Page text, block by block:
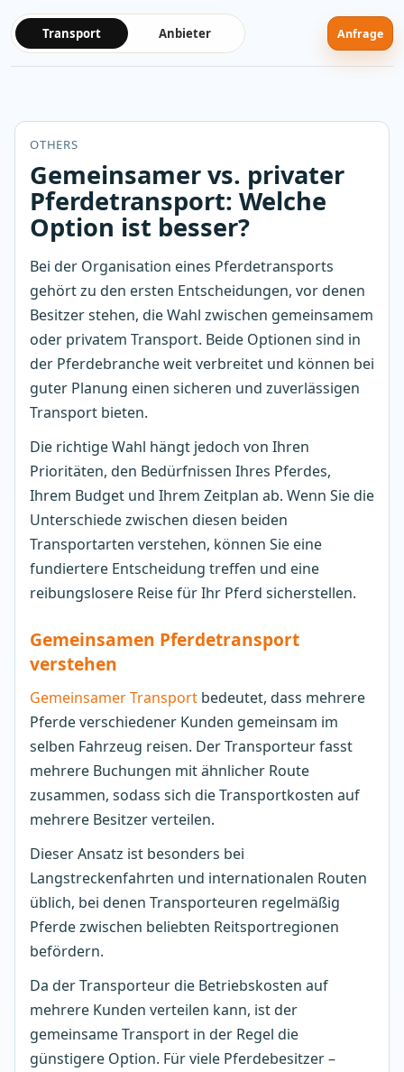
Transport Anbieter Anfrage
OTHERS
Gemeinsamer vs. privater
Pferdetransport: Welche
Option ist besser?
Bei der Organisation eines Pferdetransports
gehört zu den ersten Entscheidungen, vor denen
Besitzer stehen, die Wahl zwischen gemeinsamem
oder privatem Transport. Beide Optionen sind in
der Pferdebranche weit verbreitet und können bei
guter Planung einen sicheren und zuverlässigen
Transport bieten.
Die richtige Wahl hängt jedoch von Ihren
Prioritäten, den Bedürfnissen Ihres Pferdes,
Ihrem Budget und Ihrem Zeitplan ab. Wenn Sie die
Unterschiede zwischen diesen beiden
Transportarten verstehen, können Sie eine
fundiertere Entscheidung treffen und eine
reibungslosere Reise für Ihr Pferd sicherstellen.
Gemeinsamen Pferdetransport
verstehen
Gemeinsamer Transport bedeutet, dass mehrere
Pferde verschiedener Kunden gemeinsam im
selben Fahrzeug reisen. Der Transporteur fasst
mehrere Buchungen mit ähnlicher Route
zusammen, sodass sich die Transportkosten auf
mehrere Besitzer verteilen.
Dieser Ansatz ist besonders bei
Langstreckenfahrten und internationalen Routen
üblich, bei denen Transporteuren regelmäßig
Pferde zwischen beliebten Reitsportregionen
befördern.
Da der Transporteur die Betriebskosten auf
mehrere Kunden verteilen kann, ist der
gemeinsame Transport in der Regel die
günstigere Option. Für viele Pferdebesitzer –